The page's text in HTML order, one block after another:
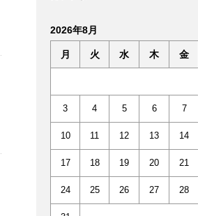
2026年8月
月 火 水 木 金
3 4 5 6 7
10 11 12 13 14
17 18 19 20 21
24 25 26 27 28